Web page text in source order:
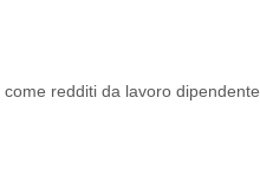
redditi da lavoro dipendente